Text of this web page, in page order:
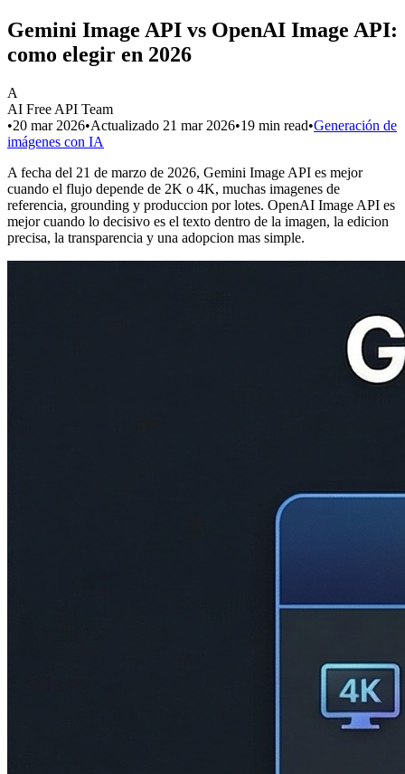
Gemini Image API vs OpenAI Image API:
como elegir en 2026
A
AI Free API Team
•20 mar 2026•Actualizado 21 mar 2026•19 min read•Generación de
imágenes con IA
A fecha del 21 de marzo de 2026, Gemini Image API es mejor
cuando el flujo depende de 2K o 4K, muchas imagenes de
referencia, grounding y produccion por lotes. OpenAI Image API es
mejor cuando lo decisivo es el texto dentro de la imagen, la edicion
precisa, la transparencia y una adopcion mas simple.